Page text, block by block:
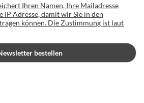
Ihren Namen, Ihre Mailadresse
IP Adresse, damit wir Sie in den
können. Die Zustimmung ist laut